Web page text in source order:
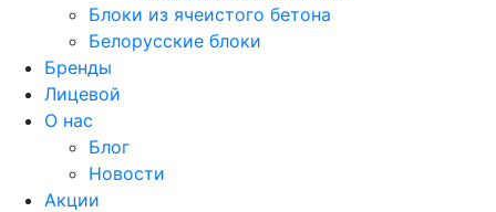
Блоки из ячеистого бетона
Белорусские блоки
Бренды
Лицевой
О нас
Блог
Новости
Акции